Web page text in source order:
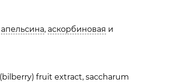
Это нормальная реакция,
апельсина, аскорбиновая и
fruit extract, saccharum